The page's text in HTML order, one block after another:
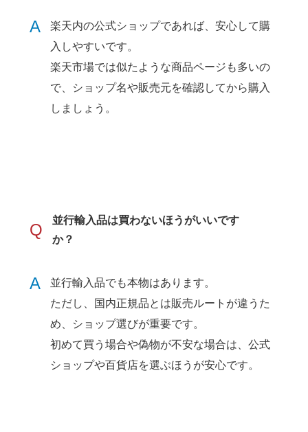
A
楽天内の公式ショップであれば、安心して購
入しやすいです。
楽天市場では似たような商品ページも多いの
で、ショップ名や販売元を確認してから購入
しましょう。
Q
並行輸入品は買わないほうがいいです
か？
A
並行輸入品でも本物はあります。
ただし、国内正規品とは販売ルートが違うた
め、ショップ選びが重要です。
初めて買う場合や偽物が不安な場合は、公式
ショップや百貨店を選ぶほうが安心です。